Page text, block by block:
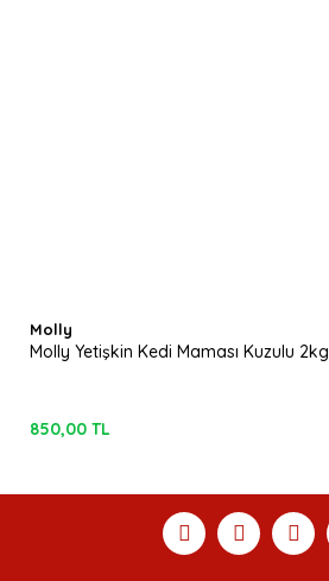
Molly
Molly Yetişkin Kedi Maması Kuzulu 2kg
850,00 TL